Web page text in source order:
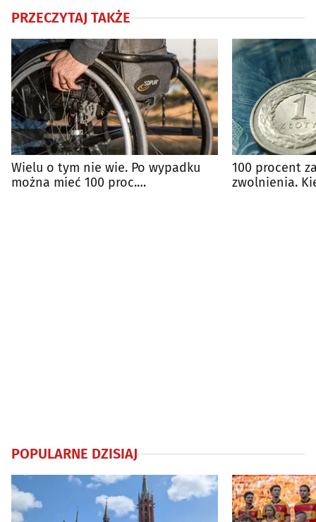
PRZECZYTAJ TAKŻE
Wielu o tym nie wie. Po wypadku
można mieć 100 proc.
100 procent
zwolnienia.
POPULARNE DZISIAJ